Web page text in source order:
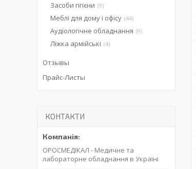
Засоби гігієни 9
Меблі для дому і офісу 44
Аудіологічне обладнання 9
Ліжка армійські 4
Отзывы
Прайс-Листы
КОНТАКТИ
ОРОСМЕДІКАЛ - Медичне та
лабораторне обладнання в Україні